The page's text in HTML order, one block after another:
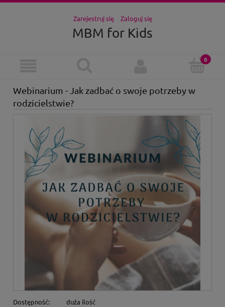
Zarejestruj się Zaloguj się
MBM for Kids
Webinarium - Jak zadbać o swoje potrzeby w
rodzicielstwie?
Dostępność: duża ilość